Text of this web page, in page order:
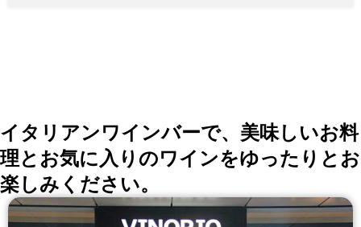
イタリアンワインバーで、美味しいお料
理とお気に入りのワインをゆったりとお
楽しみください。